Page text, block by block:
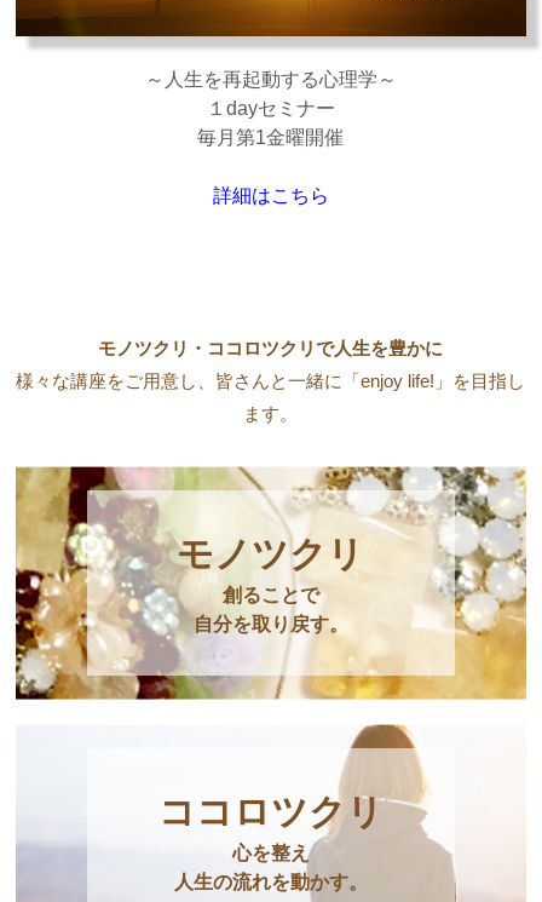
～人生を再起動する心理学～
１dayセミナー
毎月第1金曜開催
詳細はこちら
モノツクリ・ココロツクリで人生を豊かに
様々な講座をご用意し、皆さんと一緒に「enjoy life!」を目指し
ます。
モノツクリ
創ることで
自分を取り戻す。
ココロツクリ
心を整え
人生の流れを動かす。